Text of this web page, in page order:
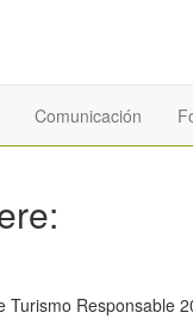
Comunicación
Turismo Responsable